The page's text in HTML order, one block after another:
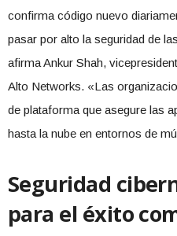
confirma código nuevo
pasar por alto la seguridad de
afirma Ankur Shah,
Alto Networks. «Las
de plataforma que asegure las
hasta la nube en entornos de
Seguridad
para el éxito